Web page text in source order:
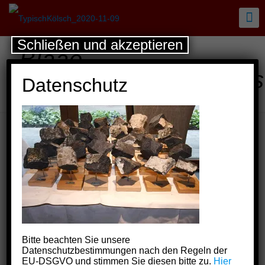
Blaae
II_EF 24
Datenschutz
Bitte beachten Sie unsere
Datenschutzbestimmungen nach den Regeln der
EU-DSGVO und stimmen Sie diesen bitte zu. Hier
Schließen und akzeptieren